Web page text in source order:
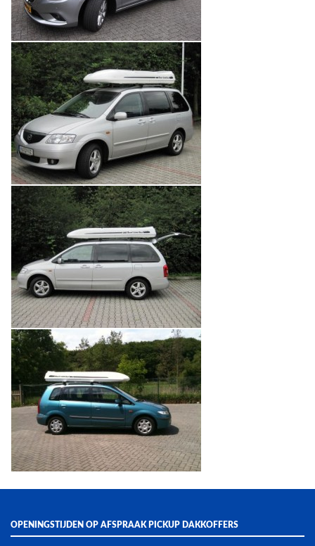
OPENINGSTIJDEN OP AFSPRAAK PICKUP DAKKOFFERS